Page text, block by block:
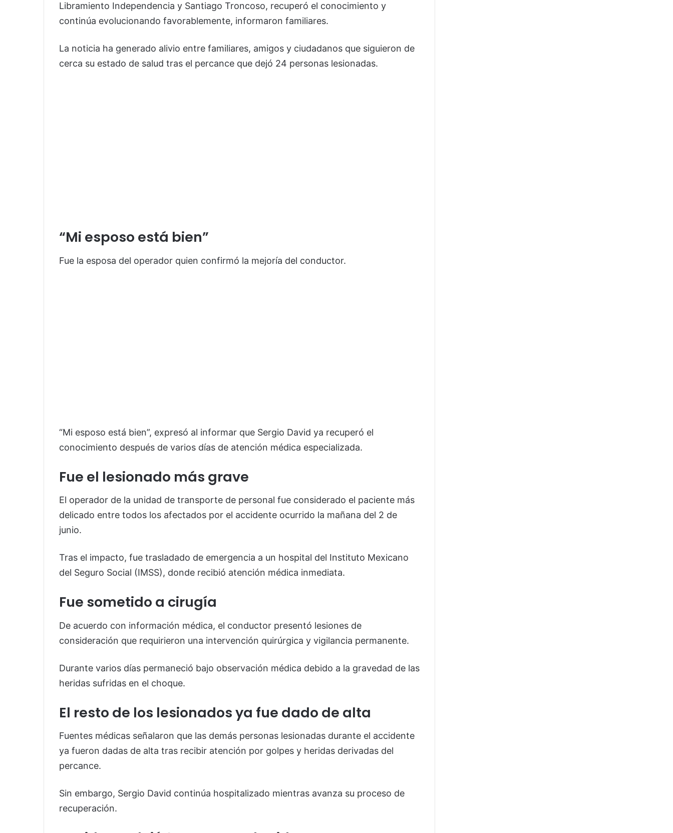
Libramiento Independencia y Santiago Troncoso, recuperó el conocimiento y
continúa evolucionando favorablemente, informaron familiares.
La noticia ha generado alivio entre familiares, amigos y ciudadanos que siguieron de
cerca su estado de salud tras el percance que dejó 24 personas lesionadas.
“Mi esposo está bien”
Fue la esposa del operador quien confirmó la mejoría del conductor.
“Mi esposo está bien”, expresó al informar que Sergio David ya recuperó el
conocimiento después de varios días de atención médica especializada.
Fue el lesionado más grave
El operador de la unidad de transporte de personal fue considerado el paciente más
delicado entre todos los afectados por el accidente ocurrido la mañana del 2 de
junio.
Tras el impacto, fue trasladado de emergencia a un hospital del Instituto Mexicano
del Seguro Social (IMSS), donde recibió atención médica inmediata.
Fue sometido a cirugía
De acuerdo con información médica, el conductor presentó lesiones de
consideración que requirieron una intervención quirúrgica y vigilancia permanente.
Durante varios días permaneció bajo observación médica debido a la gravedad de las
heridas sufridas en el choque.
El resto de los lesionados ya fue dado de alta
Fuentes médicas señalaron que las demás personas lesionadas durante el accidente
ya fueron dadas de alta tras recibir atención por golpes y heridas derivadas del
percance.
Sin embargo, Sergio David continúa hospitalizado mientras avanza su proceso de
recuperación.